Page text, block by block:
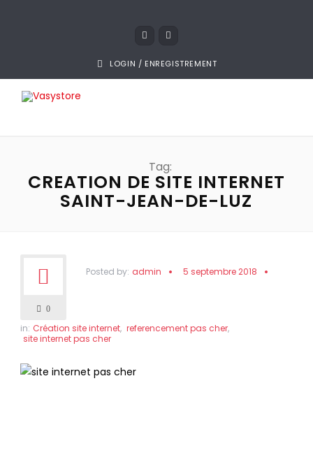
LOGIN / ENREGISTREMENT
Tag:
CREATION DE SITE INTERNET
SAINT-JEAN-DE-LUZ
0
Posted by: admin 5 septembre 2018
in: Création site internet, referencement pas cher,
site internet pas cher